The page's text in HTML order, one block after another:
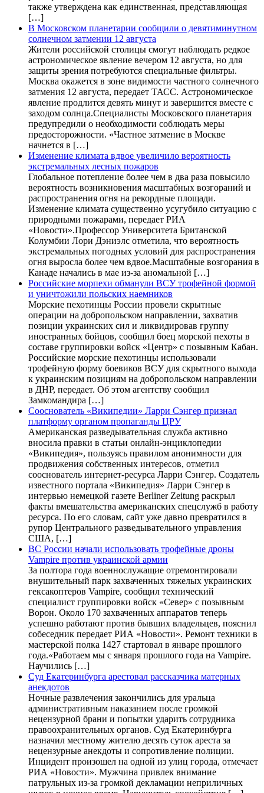
также утверждена как единственная, представляющая
[…]
В Московском планетарии сообщили о девятиминутном
солнечном затмении 12 августа
Жители российской столицы смогут наблюдать редкое
астрономическое явление вечером 12 августа, но для
защиты зрения потребуются специальные фильтры.
Москва окажется в зоне видимости частного солнечного
затмения 12 августа, передает ТАСС. Астрономическое
явление продлится девять минут и завершится вместе с
заходом солнца.Специалисты Московского планетария
предупредили о необходимости соблюдать меры
предосторожности. «Частное затмение в Москве
начнется в […]
Изменение климата вдвое увеличило вероятность
экстремальных лесных пожаров
Глобальное потепление более чем в два раза повысило
вероятность возникновения масштабных возгораний и
распространения огня на рекордные площади.
Изменение климата существенно усугубило ситуацию с
природными пожарами, передает РИА
«Новости».Профессор Университета Британской
Колумбии Лори Дэниэлс отметила, что вероятность
экстремальных погодных условий для распространения
огня выросла более чем вдвое.Масштабные возгорания в
Канаде начались в мае из-за аномальной […]
Российские морпехи обманули ВСУ трофейной формой
и уничтожили польских наемников
Морские пехотинцы России провели скрытные
операции на добропольском направлении, захватив
позиции украинских сил и ликвидировав группу
иностранных бойцов, сообщил боец морской пехоты в
составе группировки войск «Центр» с позывным Кабан.
Российские морские пехотинцы использовали
трофейную форму боевиков ВСУ для скрытного выхода
к украинским позициям на добропольском направлении
в ДНР, передает. Об этом агентству сообщил
Замкомандира […]
Сооснователь «Википедии» Ларри Сэнгер признал
платформу органом пропаганды ЦРУ
Американская разведывательная служба активно
вносила правки в статьи онлайн-энциклопедии
«Википедия», пользуясь правилом анонимности для
продвижения собственных интересов, отметил
сооснователь интернет-ресурса Ларри Сэнгер. Создатель
известного портала «Википедия» Ларри Сэнгер в
интервью немецкой газете Berliner Zeitung раскрыл
факты вмешательства американских спецслужб в работу
ресурса. По его словам, сайт уже давно превратился в
рупор Центрального разведывательного управления
США, […]
ВС России начали использовать трофейные дроны
Vampire против украинской армии
За полтора года военнослужащие отремонтировали
внушительный парк захваченных тяжелых украинских
гексакоптеров Vampire, сообщил технический
специалист группировки войск «Север» с позывным
Ворон. Около 170 захваченных аппаратов теперь
успешно работают против бывших владельцев, пояснил
собеседник передает РИА «Новости». Ремонт техники в
мастерской полка 1427 стартовал в январе прошлого
года.«Работаем мы с января прошлого года на Vampire.
Научились […]
Суд Екатеринбурга арестовал рассказчика матерных
анекдотов
Ночные развлечения закончились для уральца
административным наказанием после громкой
нецензурной брани и попытки ударить сотрудника
правоохранительных органов. Суд Екатеринбурга
назначил местному жителю десять суток ареста за
нецензурные анекдоты и сопротивление полиции.
Инцидент произошел на одной из улиц города, отмечает
РИА «Новости». Мужчина привлек внимание
патрульных из-за громкой декламации неприличных